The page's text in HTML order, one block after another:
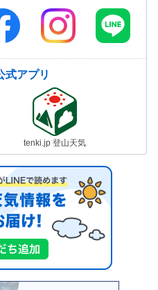
式アプリ
tenki.jp 登山天気